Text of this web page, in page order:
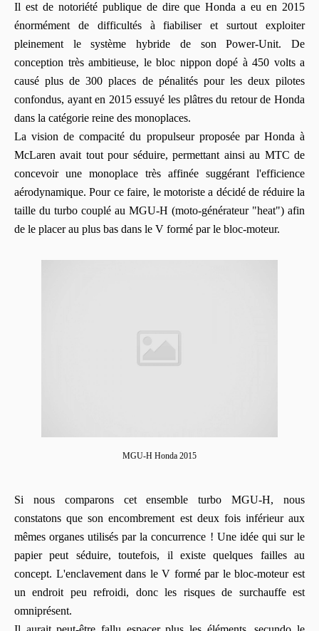
Il est de notoriété publique de dire que Honda a eu en 2015
énormément de difficultés à fiabiliser et surtout exploiter
pleinement le système hybride de son Power-Unit. De
conception très ambitieuse, le bloc nippon dopé à 450 volts a
causé plus de 300 places de pénalités pour les deux pilotes
confondus, ayant en 2015 essuyé les plâtres du retour de Honda
dans la catégorie reine des monoplaces.
La vision de compacité du propulseur proposée par Honda à
McLaren avait tout pour séduire, permettant ainsi au MTC de
concevoir une monoplace très affinée suggérant l'efficience
aérodynamique. Pour ce faire, le motoriste a décidé de réduire la
taille du turbo couplé au MGU-H (moto-générateur"heat") afin
de le placer au plus bas dans le V formé par le bloc-moteur.
MGU-H Honda 2015
Si nous comparons cet ensemble turboMGU-H,
nous
constatons que son encombrement est deux fois inférieur aux
mêmes organesutilisés par laconcurrence ! Une idée qui sur le
papier peut séduire, toutefois, il existe quelques failles au
concept. L'enclavement dans le V formé par le bloc-moteur est
un endroit peu refroidi, donc les risques de surchauffe est
omniprésent.